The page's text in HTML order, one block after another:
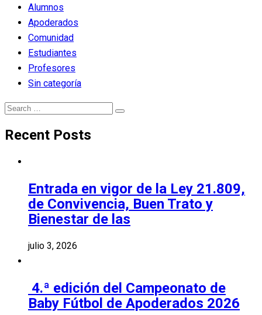
Alumnos
Apoderados
Comunidad
Estudiantes
Profesores
Sin categoría
Search
Search
Recent Posts
Entrada en vigor de la Ley 21.809,
de Convivencia, Buen Trato y
Bienestar de las
julio 3, 2026
4.ª edición del Campeonato de
Baby Fútbol de Apoderados 2026